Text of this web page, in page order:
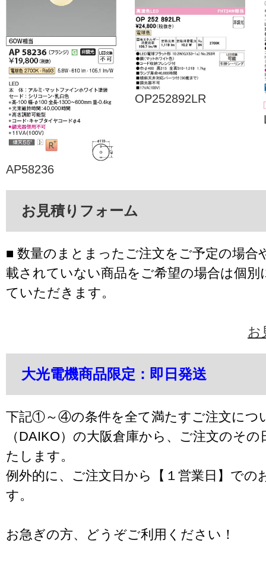
AP58236
OP252892LR
お見積りフォーム
■ 数量のまとまったご注文をご予定の場合
載されていない商品をご希望の場合は個別
ていただきます。
お
大光電機商品限定：即日発送
下記①～④の条件を全て満たすご注文につ
（DAIKO）の大阪倉庫から、ご注文のそ
たします。
例外的に、ご注文日から【１営業日】での
す。
お急ぎの方、どうぞご利用ください！